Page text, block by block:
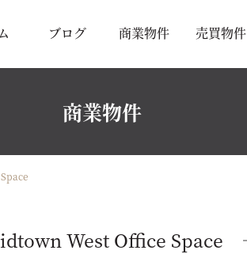
ブログ 商業物件 売買物件
商業物件
West Office Space